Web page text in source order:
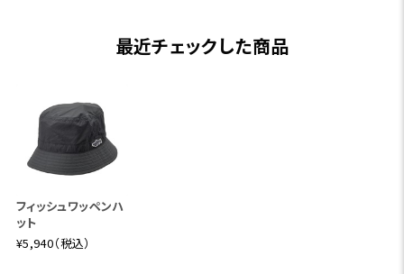
最近チェックした商品
フィッシュワッペンハ
ット
¥5,940（税込）